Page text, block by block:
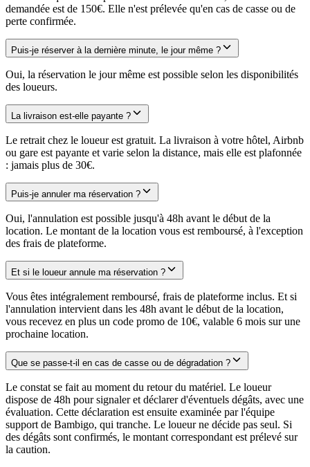
demandée est de 150€. Elle n'est prélevée qu'en cas de casse ou de
perte confirmée.
Puis-je réserver à la dernière minute, le jour même ?
Oui, la réservation le jour même est possible selon les disponibilités
des loueurs.
La livraison est-elle payante ?
Le retrait chez le loueur est gratuit. La livraison à votre hôtel, Airbnb
ou gare est payante et varie selon la distance, mais elle est plafonnée
: jamais plus de 30€.
Puis-je annuler ma réservation ?
Oui, l'annulation est possible jusqu'à 48h avant le début de la
location. Le montant de la location vous est remboursé, à l'exception
des frais de plateforme.
Et si le loueur annule ma réservation ?
Vous êtes intégralement remboursé, frais de plateforme inclus. Et si
l'annulation intervient dans les 48h avant le début de la location,
vous recevez en plus un code promo de 10€, valable 6 mois sur une
prochaine location.
Que se passe-t-il en cas de casse ou de dégradation ?
Le constat se fait au moment du retour du matériel. Le loueur
dispose de 48h pour signaler et déclarer d'éventuels dégâts, avec une
évaluation. Cette déclaration est ensuite examinée par l'équipe
support de Bambigo, qui tranche. Le loueur ne décide pas seul. Si
des dégâts sont confirmés, le montant correspondant est prélevé sur
la caution.